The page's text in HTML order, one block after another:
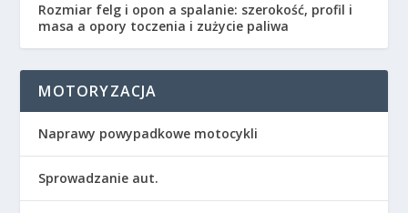
Rozmiar felg i opon a spalanie: szerokość, profil i
masa a opory toczenia i zużycie paliwa
MOTORYZACJA
Naprawy powypadkowe motocykli
Sprowadzanie aut.